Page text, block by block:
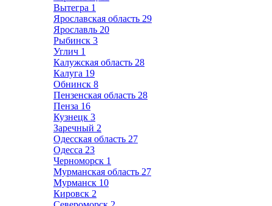
Вытегра 1
Ярославская область 29
Ярославль 20
Рыбинск 3
Углич 1
Калужская область 28
Калуга 19
Обнинск 8
Пензенская область 28
Пенза 16
Кузнецк 3
Заречный 2
Одесская область 27
Одесса 23
Черноморск 1
Мурманская область 27
Мурманск 10
Кировск 2